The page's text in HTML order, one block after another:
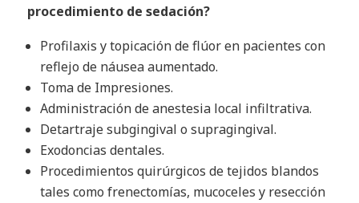
procedimiento de sedación?
Profilaxis y topicación de flúor en pacientes con
reflejo de náusea aumentado.
Toma de Impresiones.
Administración de anestesia local infiltrativa.
Detartraje subgingival o supragingival.
Exodoncias dentales.
Procedimientos quirúrgicos de tejidos blandos
tales como frenectomías, mucoceles y resección